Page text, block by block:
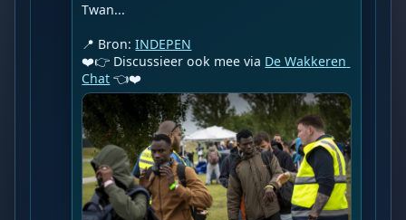
Twan...
📍 Bron: INDEPEN
❤️👉 Discussieer ook mee via De Wakkeren
Chat 👈❤️